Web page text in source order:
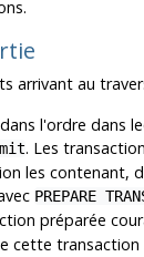
arrivant au
l'ordre dans
. Les
les
PREPARE
préparée
cette